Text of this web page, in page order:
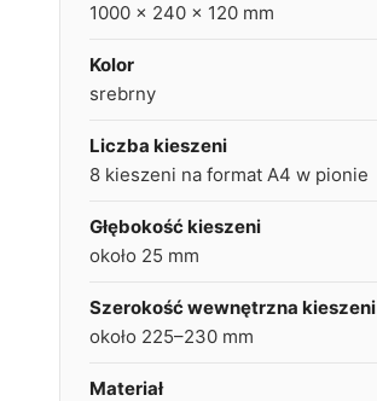
1000 x 240 x 120 mm
Kolor
srebrny
Liczba kieszeni
8 kieszeni na format A4 w pionie
Głębokość kieszeni
około 25 mm
Szerokość wewnętrzna kieszeni
około 225–230 mm
Materiał